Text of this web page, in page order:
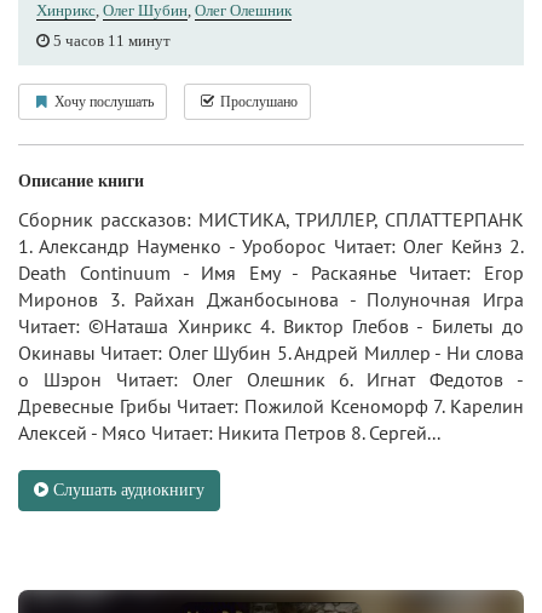
Хинрикс, Олег Шубин, Олег Олешник
5 часов 11 минут
Хочу послушать Прослушано
Описание книги
Сборник рассказов: МИСТИКА, ТРИЛЛЕР, СПЛАТТЕРПАНК
1. Александр Науменко - Уроборос Читает: Олег Кейнз 2.
Death Continuum - Имя Ему - Раскаянье Читает: Егор
Миронов 3. Райхан Джанбосынова - Полуночная Игра
Читает: ©Наташа Хинрикс 4. Виктор Глебов - Билеты до
Окинавы Читает: Олег Шубин 5. Андрей Миллер - Ни слова
о Шэрон Читает: Олег Олешник 6. Игнат Федотов -
Древесные Грибы Читает: Пожилой Ксеноморф 7. Карелин
Алексей - Мясо Читает: Никита Петров 8. Сергей...
Слушать аудиокнигу